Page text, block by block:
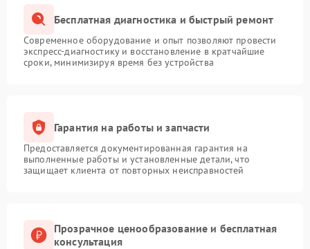
Бесплатная диагностика и быстрый ремонт
Современное оборудование и опыт позволяют провести
экспресс-диагностику и восстановление в кратчайшие
сроки, минимизируя время без устройства
Гарантия на работы и запчасти
Предоставляется документированная гарантия на
выполненные работы и установленные детали, что
защищает клиента от повторных неисправностей
Прозрачное ценообразование и бесплатная
консультация